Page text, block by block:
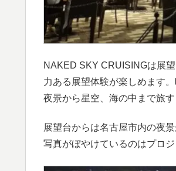
NAKED SKY CRUISINGは展
力ある展望体験が楽しめます
夜景から星空、海の中まで旅す
展望台からは名古屋市内の夜
写真がぼやけているのはプロ